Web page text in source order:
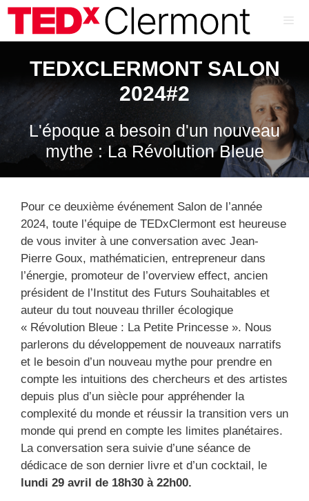
Aller
contenu
TEDXCLERMONT SALON
2024#2
L'époque a besoin d'un nouveau
mythe : La Révolution Bleue
Pour ce deuxième événement Salon de l’année
2024, toute l’équipe de TEDxClermont est heureuse
de vous inviter à une conversation avec Jean-
Pierre Goux, mathématicien, entrepreneur dans
l’énergie, promoteur de l’overview effect, ancien
président de l’Institut des Futurs Souhaitables et
auteur du tout nouveau thriller écologique
« Révolution Bleue : La Petite Princesse ». Nous
parlerons du développement de nouveaux narratifs
et le besoin d’un nouveau mythe pour prendre en
compte les intuitions des chercheurs et des artistes
depuis plus d’un siècle pour appréhender la
complexité du monde et réussir la transition vers un
monde qui prend en compte les limites planétaires.
La conversation sera suivie d’une séance de
dédicace de son dernier livre et d’un cocktail, le
lundi 29 avril de 18h30 à 22h00.